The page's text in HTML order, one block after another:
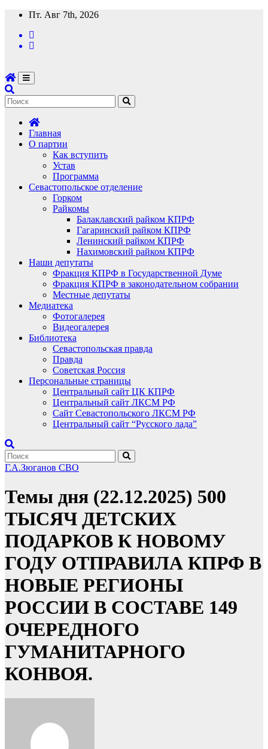
Перейти
содержимому
Пт. Авг 7th, 2026
Главная
О партии
Как вступить
Устав
Программа
Севастопольское отделение
Горком
Райкомы
Балаклавский райком КПРФ
Гагаринский райком КПРФ
Ленинский райком КПРФ
Нахимовский райком КПРФ
Наши депутаты
Фракция КПРФ в Государственной Думе
Фракция КПРФ в законодательном собрании
Местные депутаты
Медиатека
Фотогалерея
Видеогалерея
Библиотека
Севастопольская правда
Правда
Советская Россия
Персональные страницы
Центральный сайт ЦК КПРФ
Центральный сайт ЛКСМ РФ
Сайт Севастопольского ЛКСМ РФ
Центральный сайт “Русского лада”
Г.А.Зюганов СВО
Темы дня (22.12.2025) 500
ТЫСЯЧ ДЕТСКИХ
ПОДАРКОВ К НОВОМУ
ГОДУ ОТПРАВИЛА КПРФ В
НОВЫЕ РЕГИОНЫ
РОССИИ В СОСТАВЕ 149
ОЧЕРЕДНОГО
ГУМАНИТАРНОГО
КОНВОЯ.